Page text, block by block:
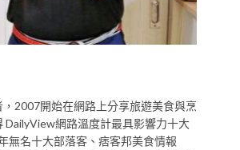
2007開始在網路上分享旅遊美食與烹
DailyView網路溫度計最具影響力十大
無名十大部落客、痞客邦美食情報